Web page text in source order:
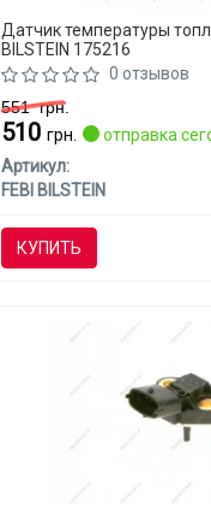
Датчик температуры
BILSTEIN 175216
0 отзывов
551грн.
510грн.
отправка
Артикул:
FEBI BILSTEIN
КУПИТЬ